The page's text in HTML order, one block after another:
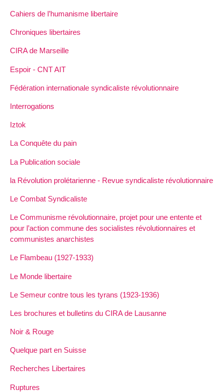
Cahiers de l’humanisme libertaire
Chroniques libertaires
CIRA de Marseille
Espoir - CNT AIT
Fédération internationale syndicaliste révolutionnaire
Interrogations
Iztok
La Conquête du pain
La Publication sociale
la Révolution prolétarienne - Revue syndicaliste révolutionnaire
Le Combat Syndicaliste
Le Communisme révolutionnaire, projet pour une entente et
pour l’action commune des socialistes révolutionnaires et
communistes anarchistes
Le Flambeau (1927-1933)
Le Monde libertaire
Le Semeur contre tous les tyrans (1923-1936)
Les brochures et bulletins du CIRA de Lausanne
Noir & Rouge
Quelque part en Suisse
Recherches Libertaires
Ruptures